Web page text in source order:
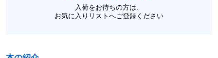
入荷をお待ちの方は、
お気に入りリストへご登録ください